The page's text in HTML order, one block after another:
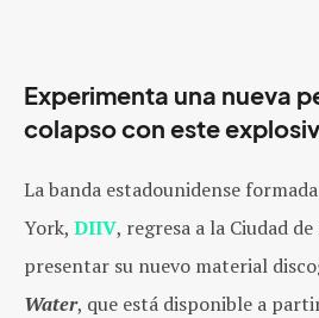
Experimenta una nueva
colapso con este
La banda estadounidense
York, DIIV, regresa a la Ciudad
presentar su nuevo material
Water, que está disponible a